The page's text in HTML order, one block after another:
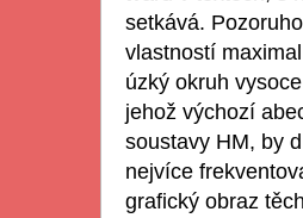
setkává.
vlastností
úzký okruh
jehož výchozí
soustavy HM, by
nejvíce
grafický obraz